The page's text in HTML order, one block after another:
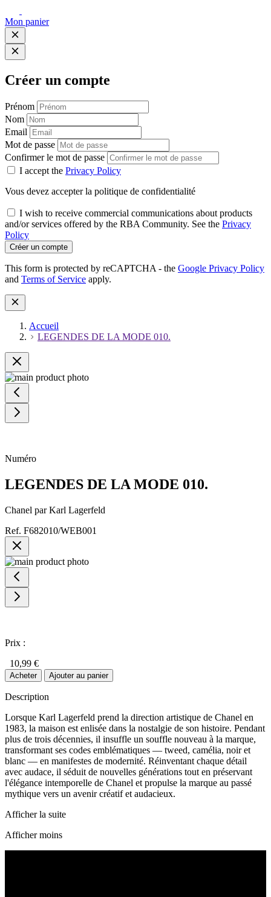
Mon panier
Créer un compte
Prénom
Nom
Email
Mot de passe
Confirmer le mot de passe
I accept the Privacy Policy
Vous devez accepter la politique de confidentialité
I wish to receive commercial communications about products
and/or services offered by the RBA Community. See the Privacy
Policy
Créer un compte
This form is protected by reCAPTCHA - the Google Privacy Policy
and Terms of Service apply.
Accueil
LEGENDES DE LA MODE 010.
Numéro
LEGENDES DE LA MODE 010.
Chanel par Karl Lagerfeld
Ref. F682010/WEB001
Prix :
10,99 €
Acheter Ajouter au panier
Description
Lorsque Karl Lagerfeld prend la direction artistique de Chanel en
1983, la maison est enlisée dans la nostalgie de son histoire. Pendant
plus de trois décennies, il insuffle un souffle nouveau à la marque,
transformant ses codes emblématiques — tweed, camélia, noir et
blanc — en manifestes de modernité. Réinventant chaque détail
avec audace, il séduit de nouvelles générations tout en préservant
l'élégance intemporelle de Chanel et propulse la marque au passé
mythique vers un avenir créatif et audacieux.
Afficher la suite
Afficher moins